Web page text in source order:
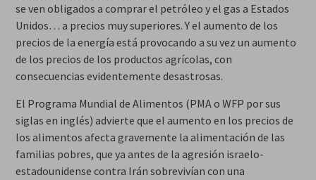
se ven obligados a comprar el petróleo y el gas a Estados
Unidos… a precios muy superiores. Y el aumento de los
precios de la energía está provocando a su vez un aumento
de los precios de los productos agrícolas, con
consecuencias evidentemente desastrosas.
El Programa Mundial de Alimentos (PMA o WFP por sus
siglas en inglés) advierte que el aumento en los precios de
los alimentos afecta gravemente la alimentación de las
familias pobres, que ya antes de la agresión israelo-
estadounidense contra Irán sobrevivían con una